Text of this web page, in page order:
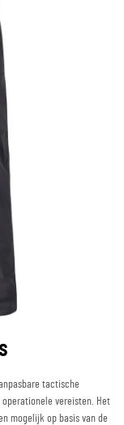
tactische
vereisten. Het
mogelijk op basis van de